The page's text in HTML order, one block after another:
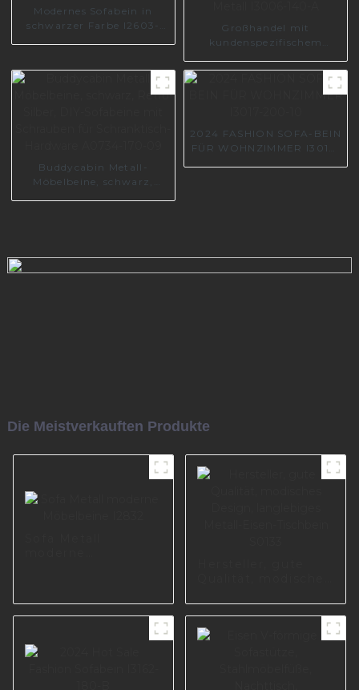
Modernes Sofabein in
schwarzer Farbe I2603-
Großhandel mit
kundenspezifischem
aus Metall I3006-140-A
Buddycabin Metall-
Möbelbeine, schwarz,
2024 FASHION SOFA-BEIN
FÜR WOHNZIMMER I3017-
Die Meistverkauften Produkte
Metall-Eisen-